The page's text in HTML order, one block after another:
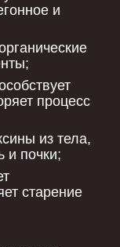
и
процесс
из тела,
и почки;
старение